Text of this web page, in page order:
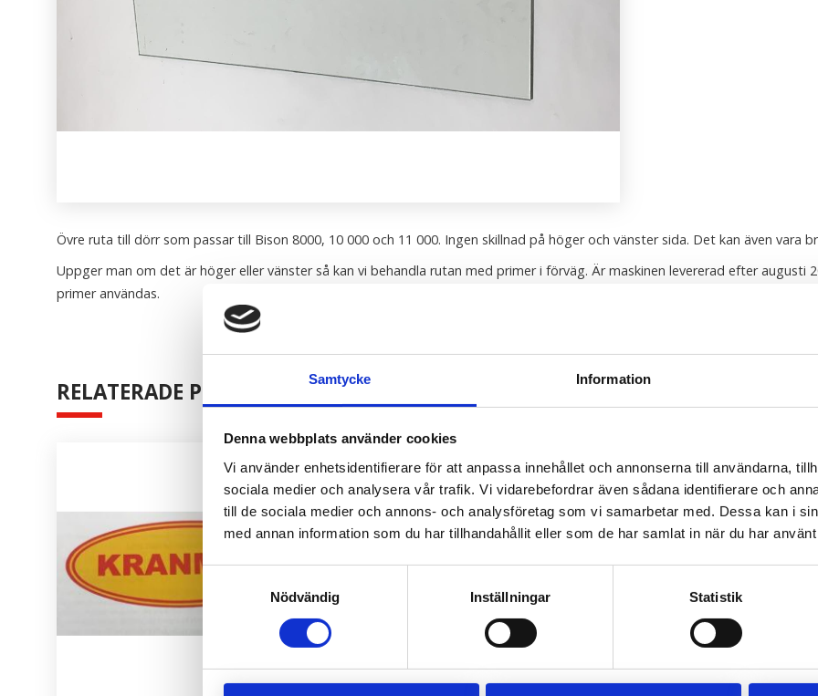
Samtycke Information
Denna webbplats använder cookies
Vi använder enhetsidentifierare för att anpassa innehållet och annonserna till användarna,
sociala medier och analysera vår trafik. Vi vidarebefordrar även sådana identifierare och
till de sociala medier och annons- och analysföretag som vi samarbetar med. Dessa kan i
med annan information som du har tillhandahållit eller som de har samlat in när du har
Samtyckesval
Nödvändig
Inställningar Statistik
Övre ruta till dörr som passar till Bison 8000, 10 000 och 11 000. Ingen skillnad på höger och vänster sida. Det kan även vara
Uppger man om det är höger eller vänster så kan vi behandla rutan med primer i förväg. Är maskinen levererad efter augusti
primer användas.
RELATERADE PRODUKTER